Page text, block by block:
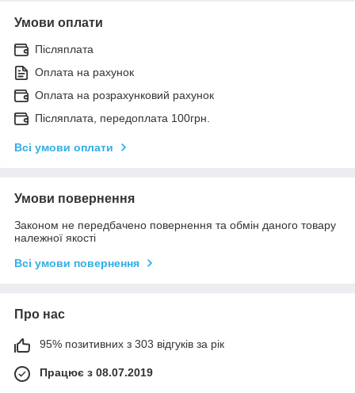
Умови оплати
Післяплата
Оплата на рахунок
Оплата на розрахунковий рахунок
Післяплата, передоплата 100грн.
Всі умови оплати
Умови повернення
Законом не передбачено повернення та обмін даного товару
належної якості
Всі умови повернення
Про нас
95% позитивних з 303 відгуків за рік
Працює з 08.07.2019